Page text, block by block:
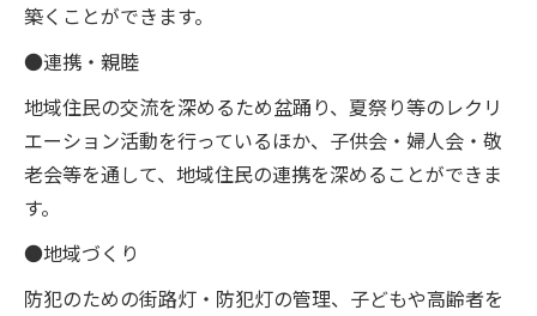
築くことができます。
●連携・親睦
地域住民の交流を深めるため盆踊り、夏祭り等のレクリ
エーション活動を行っているほか、子供会・婦人会・敬
老会等を通して、地域住民の連携を深めることができま
す。
●地域づくり
防犯のための街路灯・防犯灯の管理、子どもや高齢者を